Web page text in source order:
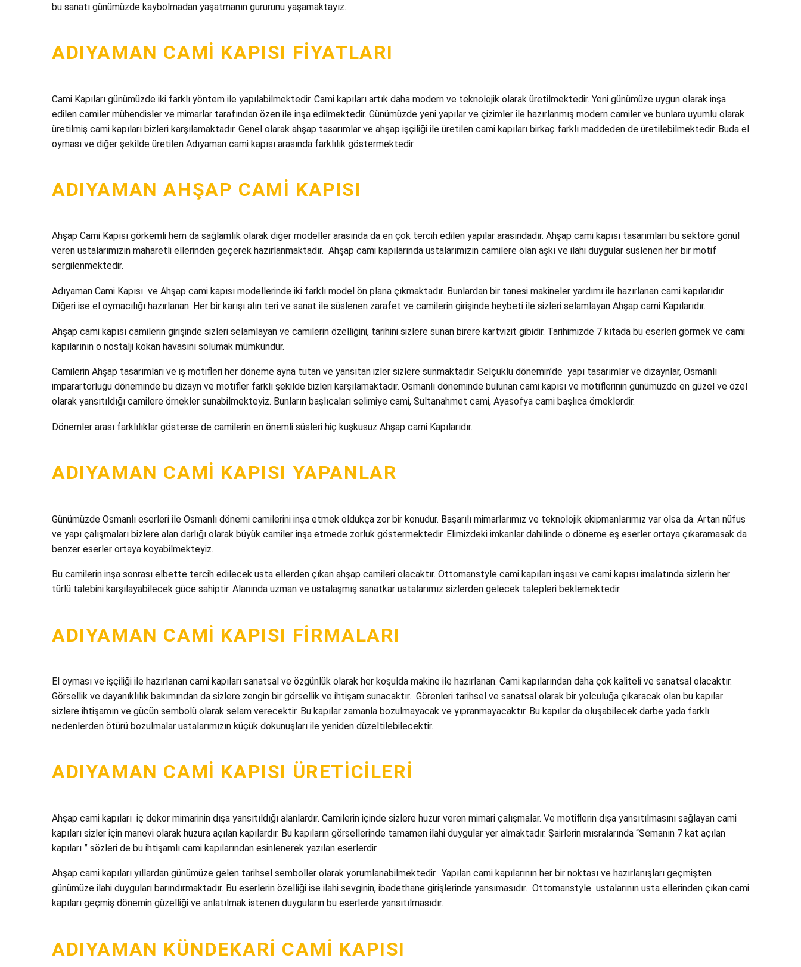
bu sanatı günümüzde kaybolmadan yaşatmanın gururunu yaşamaktayız.
ADIYAMAN CAMI KAPISI FIYATLARI
Cami Kapıları günümüzde iki farklı yöntem ile yapılabilmektedir. Cami kapıları artık daha modern ve teknolojik olarak üretilmektedir. Yeni günümüze uygun olarak inşa
edilen camiler mühendisler ve mimarlar tarafından özen ile inşa edilmektedir. Günümüzde yeni yapılar ve çizimler ile hazırlanmış modern camiler ve bunlara uyumlu olarak
üretilmiş cami kapıları bizleri karşılamaktadır. Genel olarak ahşap tasarımlar ve ahşap işçiliği ile üretilen cami kapıları birkaç farklı maddeden de üretilebilmektedir. Buda el
oyması ve diğer şekilde üretilen Adıyaman cami kapısı arasında farklılık göstermektedir.
ADIYAMAN AHŞAP CAMI KAPISI
Ahşap Cami Kapısı görkemli hem da sağlamlık olarak diğer modeller arasında da en çok tercih edilen yapılar arasındadır. Ahşap cami kapısı tasarımları bu sektöre gönül
veren ustalarımızın maharetli ellerinden geçerek hazırlanmaktadır. Ahşap cami kapılarında ustalarımızın camilere olan aşkı ve ilahi duygular süslenen her bir motif
sergilenmektedir.
Adıyaman Cami Kapısı ve Ahşap cami kapısı modellerinde iki farklı model ön plana çıkmaktadır. Bunlardan bir tanesi makineler yardımı ile hazırlanan cami kapılarıdır.
Diğeri ise el oymacılığı hazırlanan. Her bir karışı alın teri ve sanat ile süslenen zarafet ve camilerin girişinde heybeti ile sizleri selamlayan Ahşap cami Kapılarıdır.
Ahşap cami kapısı camilerin girişinde sizleri selamlayan ve camilerin özelliğini, tarihini sizlere sunan birere kartvizit gibidir. Tarihimizde 7 kıtada bu eserleri görmek ve cami
kapılarının o nostalji kokan havasını solumak mümkündür.
Camilerin Ahşap tasarımları ve iş motifleri her döneme ayna tutan ve yansıtan izler sizlere sunmaktadır. Selçuklu dönemin’de yapı tasarımlar ve dizaynlar, Osmanlı
imparartorluğu döneminde bu dizayn ve motifler farklı şekilde bizleri karşılamaktadır. Osmanlı döneminde bulunan cami kapısı ve motiflerinin günümüzde en güzel ve özel
olarak yansıtıldığı camilere örnekler sunabilmekteyiz. Bunların başlıcaları selimiye cami, Sultanahmet cami, Ayasofya cami başlıca örneklerdir.
Dönemler arası farklılıklar gösterse de camilerin en önemli süsleri hiç kuşkusuz Ahşap cami Kapılarıdır.
ADIYAMAN CAMI KAPISI YAPANLAR
Günümüzde Osmanlı eserleri ile Osmanlı dönemi camilerini inşa etmek oldukça zor bir konudur. Başarılı mimarlarımız ve teknolojik ekipmanlarımız var olsa da. Artan nüfus
ve yapı çalışmaları bizlere alan darlığı olarak büyük camiler inşa etmede zorluk göstermektedir. Elimizdeki imkanlar dahilinde o döneme eş eserler ortaya çıkaramasak da
benzer eserler ortaya koyabilmekteyiz.
Bu camilerin inşa sonrası elbette tercih edilecek usta ellerden çıkan ahşap camileri olacaktır. Ottomanstyle cami kapıları inşası ve cami kapısı imalatında sizlerin her
türlü talebini karşılayabilecek güce sahiptir. Alanında uzman ve ustalaşmış sanatkar ustalarımız sizlerden gelecek talepleri beklemektedir.
ADIYAMAN CAMI KAPISI FIRMALARI
El oyması ve işçiliği ile hazırlanan cami kapıları sanatsal ve özgünlük olarak her koşulda makine ile hazırlanan. Cami kapılarından daha çok kaliteli ve sanatsal olacaktır.
Görsellik ve dayanıklılık bakımından da sizlere zengin bir görsellik ve ihtişam sunacaktır. Görenleri tarihsel ve sanatsal olarak bir yolculuğa çıkaracak olan bu kapılar
sizlere ihtişamın ve gücün sembolü olarak selam verecektir. Bu kapılar zamanla bozulmayacak ve yıpranmayacaktır. Bu kapılar da oluşabilecek darbe yada farklı
nedenlerden ötürü bozulmalar ustalarımızın küçük dokunuşları ile yeniden düzeltilebilecektir.
ADIYAMAN CAMI KAPISI ÜRETICILERI
Ahşap cami kapıları iç dekor mimarinin dışa yansıtıldığı alanlardır. Camilerin içinde sizlere huzur veren mimari çalışmalar. Ve motiflerin dışa yansıtılmasını sağlayan cami
kapıları sizler için manevi olarak huzura açılan kapılardır. Bu kapıların görsellerinde tamamen ilahi duygular yer almaktadır. Şairlerin mısralarında “Semanın 7 kat açılan
kapıları ” sözleri de bu ihtişamlı cami kapılarından esinlenerek yazılan eserlerdir.
Ahşap cami kapıları yıllardan günümüze gelen tarihsel semboller olarak yorumlanabilmektedir. Yapılan cami kapılarının her bir noktası ve hazırlanışları geçmişten
günümüze ilahi duyguları barındırmaktadır. Bu eserlerin özelliği ise ilahi sevginin, ibadethane girişlerinde yansımasıdır. Ottomanstyle ustalarının usta ellerinden çıkan cami
kapıları geçmiş dönemin güzelliği ve anlatılmak istenen duyguların bu eserlerde yansıtılmasıdır.
ADIYAMAN KÜNDEKARI CAMI KAPISI